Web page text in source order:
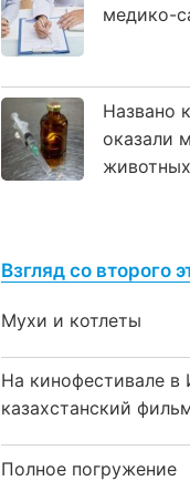
медико-
Названо
оказали
Взгляд со второго
Мухи и котлеты
На кинофестивале в
казахстанский
Полное погружение